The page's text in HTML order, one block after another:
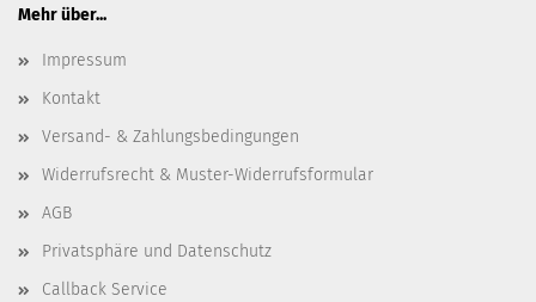
Mehr über...
Impressum
Kontakt
Versand- & Zahlungsbedingungen
Widerrufsrecht & Muster-Widerrufsformular
AGB
Privatsphäre und Datenschutz
Callback Service